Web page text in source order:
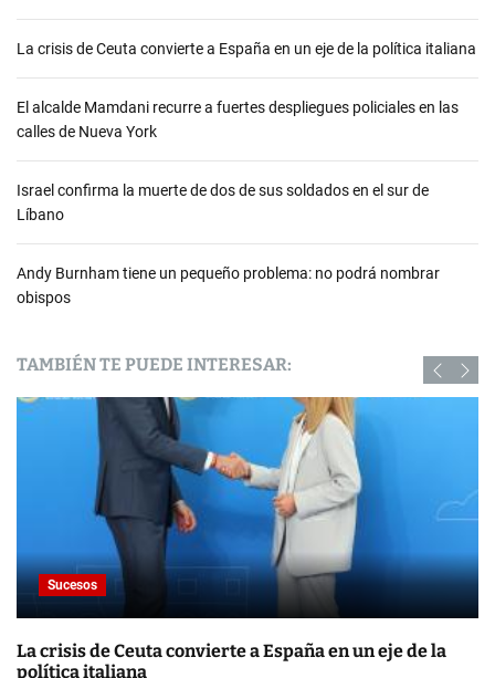
La crisis de Ceuta convierte a España en un eje de la política italiana
El alcalde Mamdani recurre a fuertes despliegues policiales en las
calles de Nueva York
Israel confirma la muerte de dos de sus soldados en el sur de
Líbano
Andy Burnham tiene un pequeño problema: no podrá nombrar
obispos
TAMBIÉN TE PUEDE INTERESAR:
Sucesos
La crisis de Ceuta convierte a España en un eje de la
política italiana